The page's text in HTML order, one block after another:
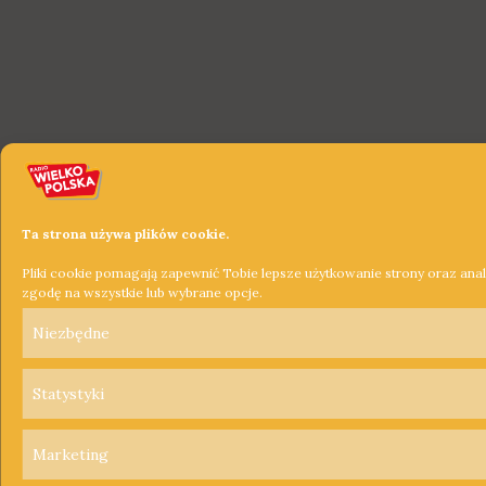
Ta strona używa plików cookie.
Pliki cookie pomagają zapewnić Tobie lepsze użytkowanie strony oraz
zgodę na wszystkie lub wybrane opcje.
Niezbędne
Statystyki
Marketing